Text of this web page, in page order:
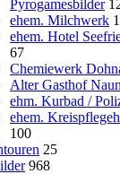
Pyrogamesbilder
ehem. Milchwerk
ehem. Hotel
67
Chemiewerk
Alter Gasthof
ehm. Kurbad /
ehem.
100
25
968